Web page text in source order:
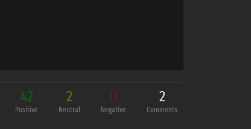
42
Positive
2
Neutral
0
Negative
2
Comments